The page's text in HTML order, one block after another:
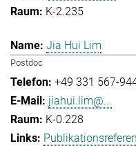
K-2.235
Jia Hui Lim
Postdoc
+49 331 567-
jiahui.lim@...
K-0.228